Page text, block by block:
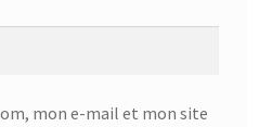
mon e-mail et mon site